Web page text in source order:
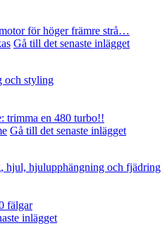
för höger främre strå…
Gå till det senaste inlägget
och styling
trimma en 480 turbo!!
Gå till det senaste inlägget
hjul, hjulupphängning och fjädring
fälgar
inlägget